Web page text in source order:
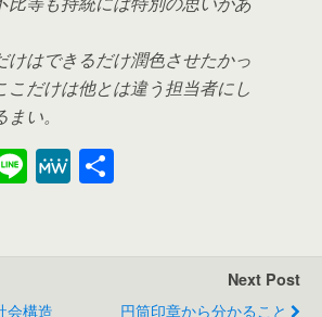
けはできるだけ潤色させたかっ
こだけは他とは違う担当者にし
い。
Li
n
M
e
会構造
Next Post
円筒印章から分かること